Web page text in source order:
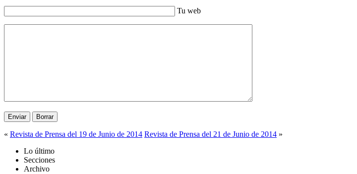
Tu web
« Revista de Prensa del 19 de Junio de 2014 Revista de Prensa del 21 de Junio de 2014 »
Lo último
Secciones
Archivo